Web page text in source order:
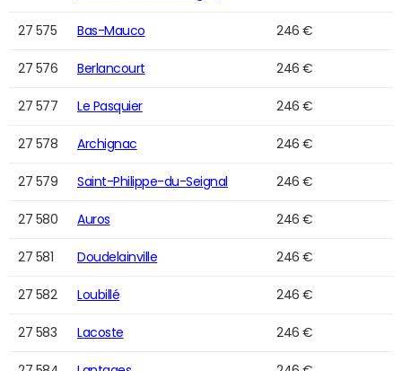
27 575 Bas-Mauco 246 €
27 576 Berlancourt 246 €
27 577 Le Pasquier 246 €
27 578 Archignac 246 €
27 579 Saint-Philippe-du-Seignal 246 €
27 580 Auros 246 €
27 581 Doudelainville 246 €
27 582 Loubillé 246 €
27 583 Lacoste 246 €